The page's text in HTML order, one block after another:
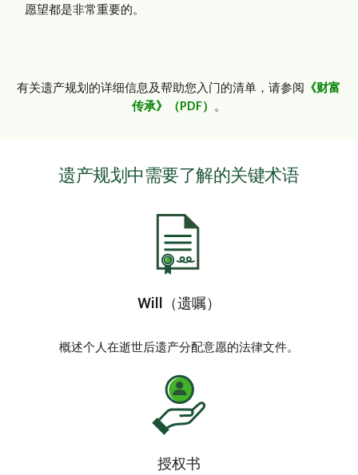
愿望都是非常重要的。
有关遗产规划的详细信息及帮助您入门的清单，请参阅
《财富
传承》（PDF）
。
遗产规划中需要了解的关键术语
Will（遗嘱）
概述个人在逝世后遗产分配意愿的法律文件。
授权书